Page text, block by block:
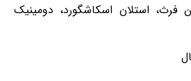
فرث، استلان اسکاشگورد، دومینیک